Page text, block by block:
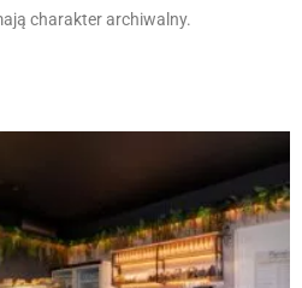
charakter archiwalny.